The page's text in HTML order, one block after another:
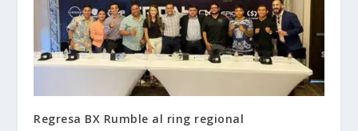
Regresa BX Rumble al ring regional